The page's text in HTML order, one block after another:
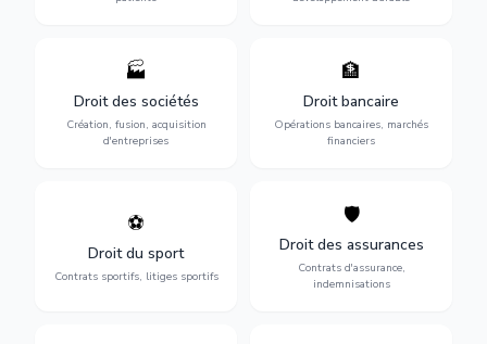
🏭
Droit des sociétés
Création, fusion, acquisition
d'entreprises
Structuration de votre
société : création, fusion-
acquisition, gouvernance et
restructuration.
🏦
Droit bancaire
Opérations bancaires, marchés
financiers
Gestion de vos opérations
financières : contentieux
bancaire, investissements et
régulation.
⚽
Droit du sport
Contrats sportifs, litiges sportifs
Expertise en droit sportif :
transferts, sponsoring et
contentieux.
🛡️
Droit des assurances
Contrats d'assurance,
indemnisations
Défense de vos intérêts :
contrats d'assurance,
sinistres et indemnisations
optimales.